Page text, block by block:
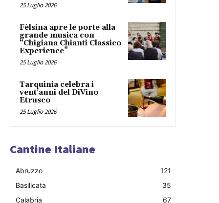
25 Luglio 2026
Fèlsina apre le porte alla
grande musica con
“Chigiana Chianti Classico
Experience”
25 Luglio 2026
Tarquinia celebra i
vent’anni del DiVino
Etrusco
25 Luglio 2026
Cantine Italiane
Abruzzo
121
Basilicata
35
Calabria
67